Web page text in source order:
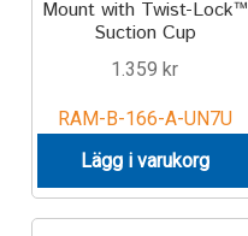
Mount with Twist-Lock™
Suction Cup
1.359 kr
RAM-B-166-A-UN7U
Lägg i varukorg